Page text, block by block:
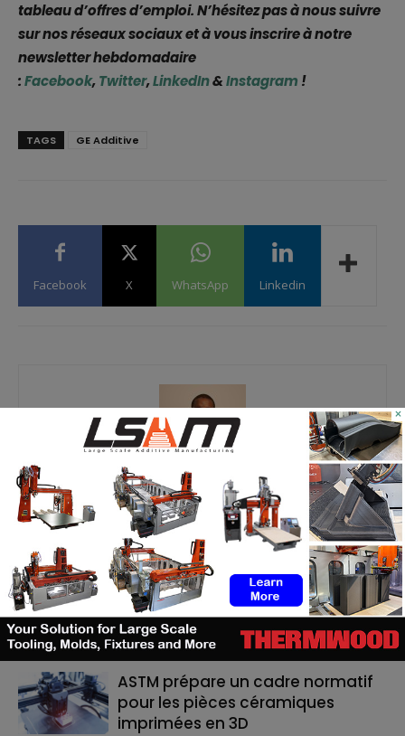
tableau d’offres d’emploi. N’hésitez pas à nous suivre
sur nos réseaux sociaux et à vous inscrire à notre
newsletter hebdomadaire
:Facebook,Twitter,LinkedIn&Instagram !
TAGS GE Additive
Facebook X WhatsApp Linkedin
Martial Y.
https://additive-talks.com/
RELATED ARTICLES MORE FROM AUTHOR
ASTM prépare un cadre normatif
pour les pièces céramiques
imprimées en 3D
×